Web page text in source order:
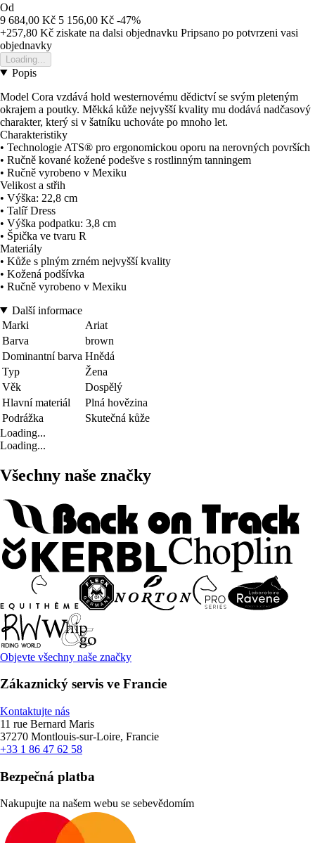
Od
9 684,00 Kč 5 156,00 Kč -47%
+257,80 Kč ziskate na dalsi objednavku Pripsano po potvrzeni vasi
objednavky
Loading...
Popis
Model Cora vzdává hold westernovému dědictví se svým pleteným
okrajem a poutky. Měkká kůže nejvyšší kvality mu dodává nadčasový
charakter, který si v šatníku uchováte po mnoho let.
Charakteristiky
• Technologie ATS® pro ergonomickou oporu na nerovných površích
• Ručně kované kožené podešve s rostlinným tanningem
• Ručně vyrobeno v Mexiku
Velikost a střih
• Výška: 22,8 cm
• Talíř Dress
• Výška podpatku: 3,8 cm
• Špička ve tvaru R
Materiály
• Kůže s plným zrném nejvyšší kvality
• Kožená podšívka
• Ručně vyrobeno v Mexiku
Další informace
Marki
Ariat
Barva
brown
Dominantní barva Hnědá
Typ
Žena
Věk
Dospělý
Hlavní materiál
Plná hovězina
Podrážka
Skutečná kůže
Loading...
Loading...
Všechny naše značky
Objevte všechny naše značky
Zákaznický servis ve Francie
Kontaktujte nás
11 rue Bernard Maris
37270 Montlouis-sur-Loire, Francie
+33 1 86 47 62 58
Bezpečná platba
Nakupujte na našem webu se sebevědomím